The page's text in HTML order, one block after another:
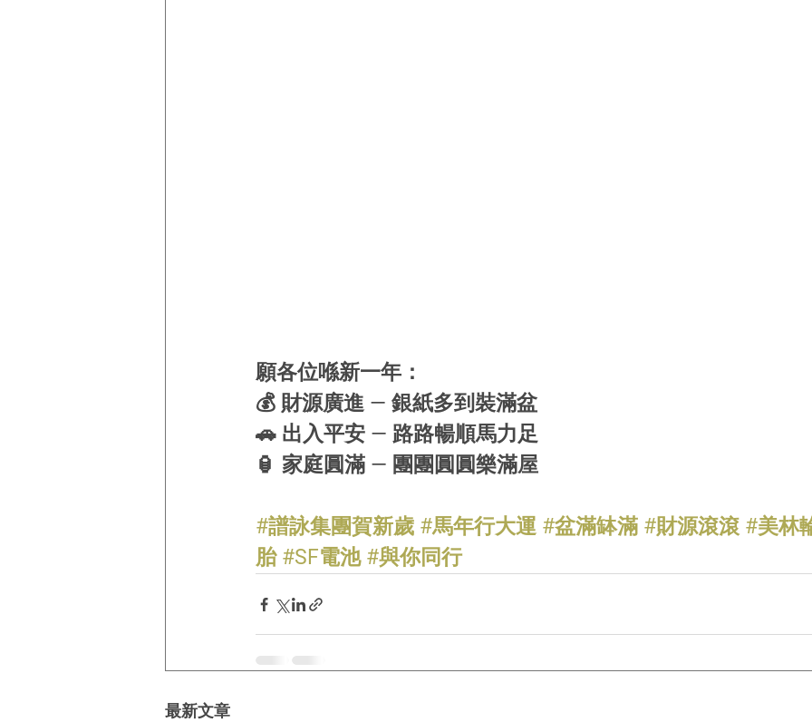
願各位喺新一年：
💰 財源廣進 — 銀紙多到裝滿盆
🚗 出入平安 — 路路暢順馬力足
🏮 家庭圓滿 — 團團圓圓樂滿屋
#譜詠集團賀新歲 #馬年行大運 #盆滿缽滿 #財源滾滾 #美林
胎 #SF電池 #與你同行
最新文章